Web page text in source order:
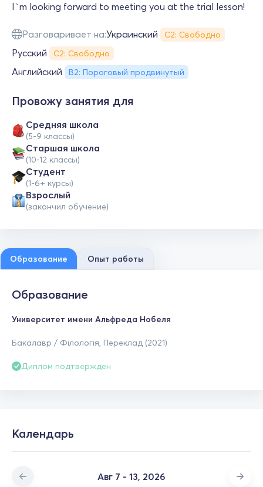
I`m looking forward to meeting you at the trial lesson!
Разговаривает на:Украинский С2: Свободно
Русский С2: Свободно
Английский B2: Пороговый продвинутый
Провожу занятия для
Средняя школа
(5-9 классы)
Cтаршая школа
(10-12 классы)
Студент
(1-6+ курсы)
Взрослый
(закончил обучение)
Образование Опыт работы
Образование
Университет имени Альфреда Нобеля
Бакалавр / Філологія, Переклад (2021)
Диплом подтвержден
Календарь
Авг 7 - 13, 2026